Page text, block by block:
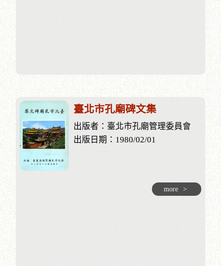
臺北市孔廟碑文集
出版者：臺北市孔廟管理委員會
出版日期：1980/02/01
more >